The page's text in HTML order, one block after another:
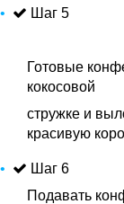
Шаг 5
Готовые
кокосовой
стружке и
красивую
Шаг 6
Подавать